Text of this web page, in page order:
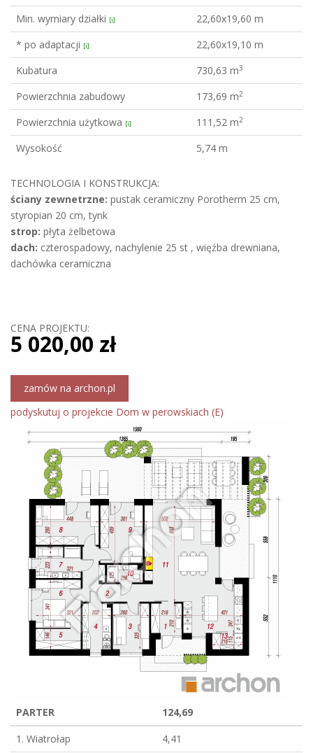
Min. wymiary działki [i]
22,60x19,60 m
* po adaptacji [i]
22,60x19,10 m
Kubatura
730,63 m3
Powierzchnia zabudowy 173,69 m2
Powierzchnia użytkowa [i] 111,52 m2
Wysokość 5,74 m
TECHNOLOGIA I KONSTRUKCJA:
ściany zewnetrzne: pustak ceramiczny Porotherm 25 cm,
styropian 20 cm, tynk
strop: płyta żelbetowa
dach: czterospadowy, nachylenie 25 st , więźba drewniana,
dachówka ceramiczna
CENA PROJEKTU:
5 020,00 zł
zamów na archon.pl
podyskutuj o projekcie Dom w perowskiach (E)
PARTER
124,69
1. Wiatrołap
4,41